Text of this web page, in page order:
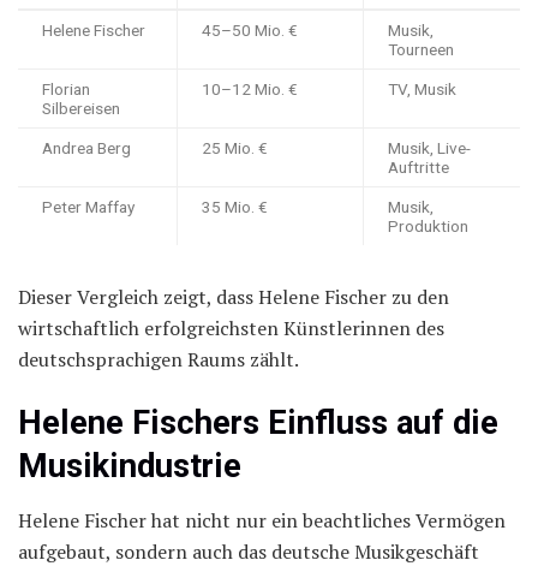
Helene Fischer 45–50 Mio. €
Musik,
Tourneen
Florian
Silbereisen
10–12 Mio. € TV, Musik
Andrea Berg 25 Mio. €
Musik, Live-
Auftritte
Peter Maffay 35 Mio. €
Musik,
Produktion
Dieser Vergleich zeigt, dass Helene Fischer zu den
wirtschaftlich erfolgreichsten Künstlerinnen des
deutschsprachigen Raums zählt.
Helene Fischers Einfluss auf die
Musikindustrie
Helene Fischer hat nicht nur ein beachtliches Vermögen
aufgebaut, sondern auch das deutsche Musikgeschäft